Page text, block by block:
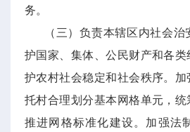
务。
（三）负责本辖区内社会
护国家、集体、公民财产和各
护农村社会稳定和社会秩序。
托村合理划分基本网格单元，统
推进网格标准化建设。加强法